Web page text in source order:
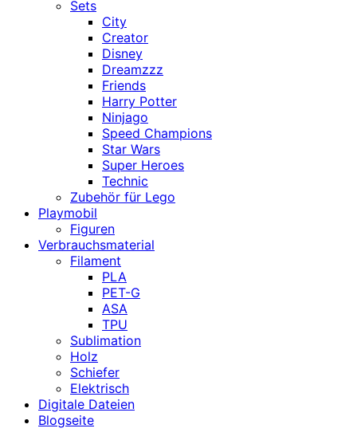
Sets
City
Creator
Disney
Dreamzzz
Friends
Harry Potter
Ninjago
Speed Champions
Star Wars
Super Heroes
Technic
Zubehör für Lego
Playmobil
Figuren
Verbrauchsmaterial
Filament
PLA
PET-G
ASA
TPU
Sublimation
Holz
Schiefer
Elektrisch
Digitale Dateien
Blogseite